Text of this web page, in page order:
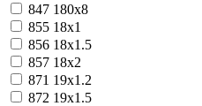
847 180x8
855 18х1
856 18х1.5
857 18х2
871 19х1.2
872 19х1.5